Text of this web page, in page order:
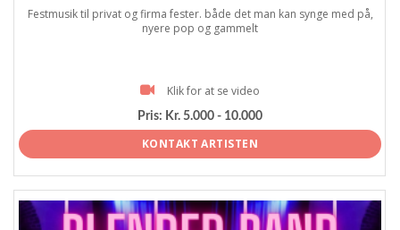
Festmusik til privat og firma fester. både det man kan synge med på,
nyere pop og gammelt
Klik for at se video
Pris: Kr. 5.000 - 10.000
KONTAKT ARTISTEN